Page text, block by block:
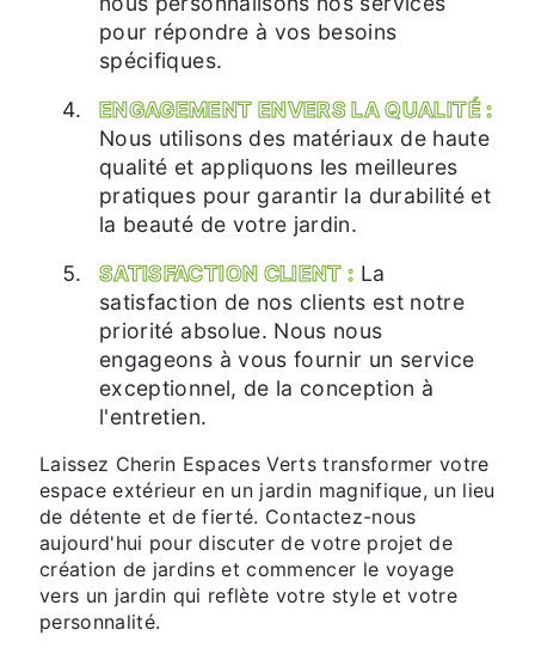
pour répondre à vos besoins
spécifiques.
ENGAGEMENT ENVERS LA QUALITÉ :
Nous utilisons des matériaux de haute
qualité et appliquons les meilleures
pratiques pour garantir la durabilité et
la beauté de votre jardin.
SATISFACTION CLIENT : La
satisfaction de nos clients est notre
priorité absolue. Nous nous
engageons à vous fournir un service
exceptionnel, de la conception à
l'entretien.
Laissez Cherin Espaces Verts transformer votre
espace extérieur en un jardin magnifique, un lieu
de détente et de fierté. Contactez-nous
aujourd'hui pour discuter de votre projet de
création de jardins et commencer le voyage
vers un jardin qui reflète votre style et votre
personnalité.